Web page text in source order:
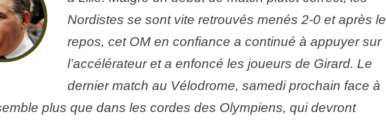
Nordistes se sont vite retrouvés menés 2-0 et après le
repos, cet OM en confiance a continué à appuyer sur
l’accélérateur et a enfoncé les joueurs de Girard. Le
dernier match au Vélodrome, samedi prochain face à
plus que dans les cordes des Olympiens, qui devront